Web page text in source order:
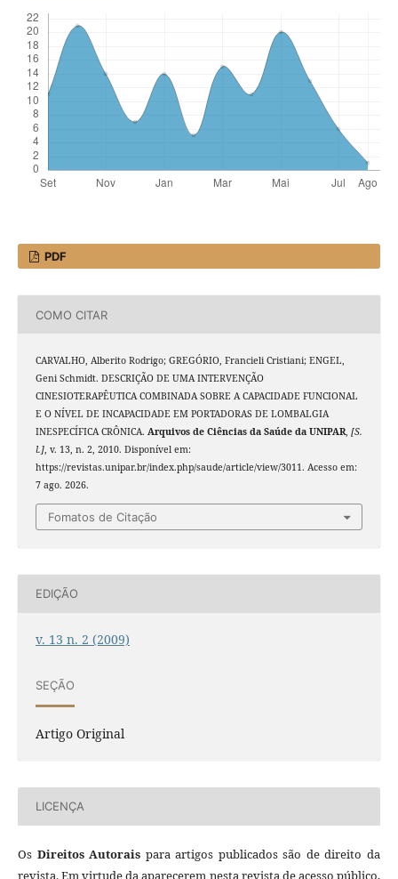
PDF
COMO CITAR
CARVALHO, Alberito Rodrigo; GREGÓRIO, Francieli Cristiani; ENGEL,
Geni Schmidt. DESCRIÇÃO DE UMA INTERVENÇÃO
CINESIOTERAPÊUTICA COMBINADA SOBRE A CAPACIDADE FUNCIONAL
E O NÍVEL DE INCAPACIDADE EM PORTADORAS DE LOMBALGIA
INESPECÍFICA CRÔNICA. Arquivos de Ciências da Saúde da UNIPAR, [S.
l.], v. 13, n. 2, 2010. Disponível em:
https://revistas.unipar.br/index.php/saude/article/view/3011. Acesso em:
7 ago. 2026.
Fomatos de Citação
EDIÇÃO
v. 13 n. 2 (2009)
SEÇÃO
Artigo Original
LICENÇA
Os Direitos Autorais para artigos publicados são de direito da
revista. Em virtude da aparecerem nesta revista de acesso público,